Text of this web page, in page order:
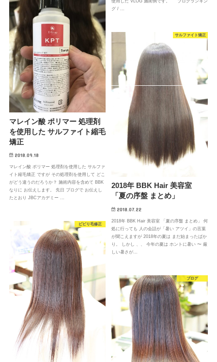
使用した VLOG 施術例です。 ブログランキン
グ / …
マレイン酸 ポリマー 処理剤
を使用した サルファイト縮毛
矯正
2018.09.18
マレイン酸 ポリマー 処理剤を使用した サルファ
イト縮毛矯正 ですが その処理剤を使用して どこ
がどう違うのだろうか？ 施術内容を含めて BBK
なりに お伝えします。 先日 ブログで お伝えし
たとおり JBCアカデミー …
サルファイト矯正
2018年 BBK Hair 美容室
「夏の序盤 まとめ」
2018.07.22
2018年 BBK Hair 美容室 「夏の序盤 まとめ」 何
処に行っても 人の会話が「暑い アツイ」の言葉
が聞こえますが 2018年の夏は まだ始まったばか
り。 しかし 、、 今年の夏は ホントに暑い 〜 厳
しい暑さが…
ビビり毛修正
ブログ